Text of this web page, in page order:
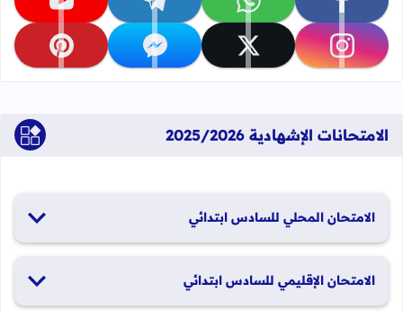
تابعنا على facebook تابعنا على whatsapp تابعنا على telegram تابعنا على youtube
تابعنا على instagram تابعنا على x تابعنا على messenger تابعنا على pinterest
الامتحانات الإشهادية 2025/2026
الامتحان المحلي للسادس ابتدائي
الامتحان الإقليمي للسادس ابتدائي